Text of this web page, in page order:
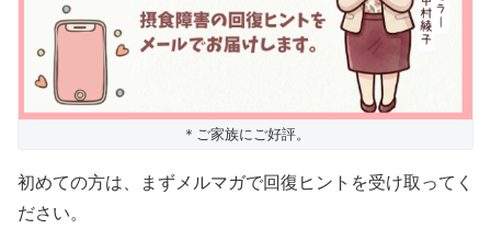
＊ご家族にご好評。
初めての方は、まずメルマガで回復ヒントを受け取ってく
ださい。